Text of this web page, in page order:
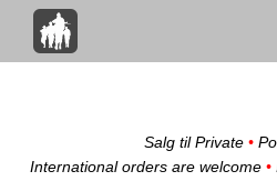
Salg til Private •
International orders are welcome •